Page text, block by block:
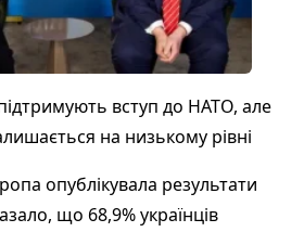
підтримують вступ до НАТО, але
на низькому рівні
опублікувала результати
що 68,9% українців